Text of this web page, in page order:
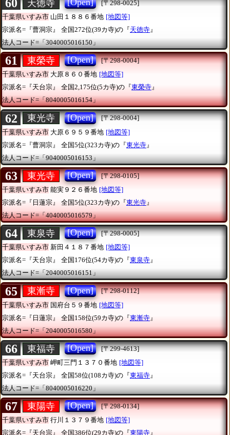
60 天徳寺 [Open]
[〒298-0025]
千葉県いすみ市 山田１８８６番地 [地図等]
宗派名=『曹洞宗』
全国272位(39カ寺)の『天徳寺』
法人コード=「3040005016150」
61 東榮寺 [Open]
[〒298-0004]
千葉県いすみ市 大原８６０番地 [地図等]
宗派名=『天台宗』
全国2,175位(5カ寺)の『東榮寺』
法人コード=「8040005016154」
62 東光寺 [Open]
[〒298-0004]
千葉県いすみ市 大原６９５９番地 [地図等]
宗派名=『曹洞宗』
全国5位(323カ寺)の『東光寺 』
法人コード=「9040005016153」
63 東光寺 [Open]
[〒298-0105]
千葉県いすみ市 能実９２６番地 [地図等]
宗派名=『日蓮宗』
全国5位(323カ寺)の『東光寺』
法人コード=「4040005016579」
64 東泉寺 [Open]
[〒298-0005]
千葉県いすみ市 新田４１８７番地 [地図等]
宗派名=『天台宗』
全国176位(54カ寺)の『東泉寺』
法人コード=「2040005016151」
65 東漸寺 [Open]
[〒298-0112]
千葉県いすみ市 国府台５９番地 [地図等]
宗派名=『日蓮宗』
全国158位(59カ寺)の『東漸寺 』
法人コード=「2040005016580」
66 東福寺 [Open]
[〒299-4613]
千葉県いすみ市 岬町三門１３７０番地 [地図等]
宗派名=『天台宗』
全国58位(108カ寺)の『東福寺』
法人コード=「8040005016220」
67 東陽寺 [Open]
[〒298-0134]
千葉県いすみ市 行川１３７９番地 [地図等]
宗派名=『天台宗』
全国386位(29カ寺)の『東陽寺』